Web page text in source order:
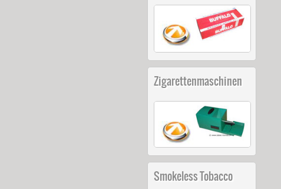
Zigarettenmaschinen
Smokeless Tobacco